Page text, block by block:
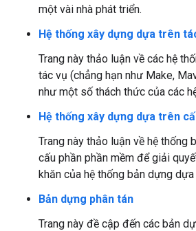
một vài nhà phát triển.
Hệ thống xây dựng dựa trên
Trang này thảo luận về các hệ
tác vụ (chẳng hạn như Make,
như một số thách thức của các
Hệ thống xây dựng dựa trên
Trang này thảo luận về hệ thống
cấu phần phần mềm để giải
khăn của hệ thống bản dựng
Bản dựng phân tán
Trang này đề cập đến các bản